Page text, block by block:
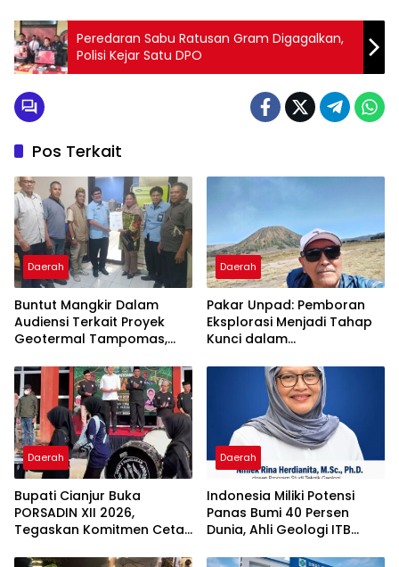
Peredaran Sabu Ratusan Gram Digagalkan,
Polisi Kejar Satu DPO
Pos Terkait
Daerah
Buntut Mangkir Dalam
Audiensi Terkait Proyek
Geotermal Tampomas,
Dilaporkan Ke
Ombudsman dan BPKP
Daerah
Pakar Unpad: Pemboran
Eksplorasi Menjadi Tahap
Kunci dalam
Bumi
Daerah
Bupati Cianjur Buka
PORSADIN XII 2026,
Tegaskan Komitmen Cetak
Berkarakter
Daerah
Indonesia Miliki Potensi
Panas Bumi 40 Persen
Dunia, Ahli Geologi ITB
Pengembangan Berbasis